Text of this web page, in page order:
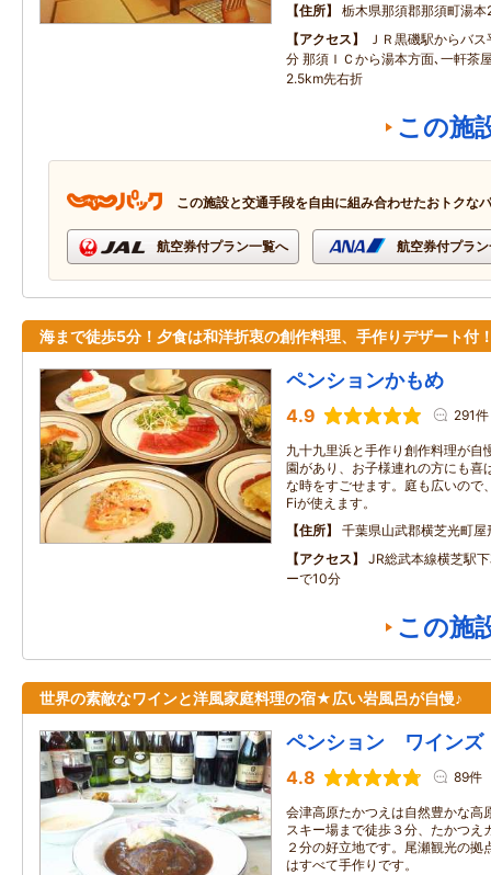
住所
栃木県那須郡那須町湯
アクセス
ＪＲ黒磯駅からバ
分 那須ＩＣから湯本方面､一軒茶
2.5km先右折
この施
この施設と交通手段を自由に組み合わせたおトクな
航空券付プラン一覧へ 航空券付プラ
海まで徒歩5分！夕食は和洋折衷の創作料理、手作りデザート付
ペンションかもめ
4.9 291件
九十九里浜と手作り創作料理が自
園があり、お子様連れの方にも喜
な時をすごせます。庭も広いので
Fiが使えます。
住所
千葉県山武郡横芝光町
アクセス
JR総武本線横芝駅
ーで10分
この施
世界の素敵なワインと洋風家庭料理の宿★広い岩風呂が自慢♪
ペンション ワインズ
4.8 89件
会津高原たかつえは自然豊かな高
スキー場まで徒歩３分、たかつえ
２分の好立地です。尾瀬観光の拠
はすべて手作りです。